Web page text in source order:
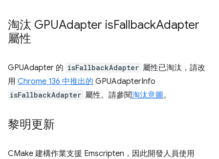
淘汰 GPUAdapter isFallbackAdapter
屬性
GPUAdapter 的 isFallbackAdapter 屬性已淘汰，請改
用 Chrome 136 中推出的 GPUAdapterInfo
isFallbackAdapter 屬性。請參閱淘汰意圖。
黎明更新
CMake 建構作業支援 Emscripten，因此開發人員使用